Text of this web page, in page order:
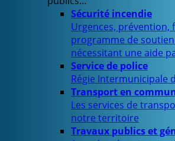
Sécurité incendie
Urgences, prévention,
programme de
nécessitant une aide
Service de police
Régie Intermunicipale
Transport en
Les services de
notre territoire
Travaux publics et